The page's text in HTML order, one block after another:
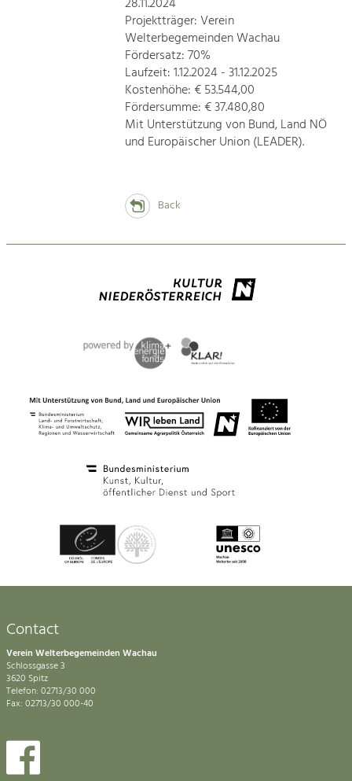
Projektträger: Verein
Welterbegemeinden Wachau
Fördersatz: 70%
Laufzeit: 1.12.2024 - 31.12.2025
Kostenhöhe: € 53.544,00
Fördersumme: € 37.480,80
Mit Unterstützung von Bund, Land NÖ
und Europäischer Union (LEADER).
Back
Contact
Verein Welterbegemeinden Wachau
Schlossgasse 3
3620 Spitz
Telefon: 02713/30 000
Fax: 02713/30 000-40